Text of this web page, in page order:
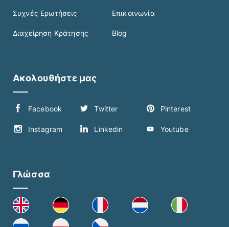
Συχνές Ερωτήσεις Επικοινωνία
Διαχείρηση Κράτησης Blog
Ακολουθήστε μας
Γλώσσα